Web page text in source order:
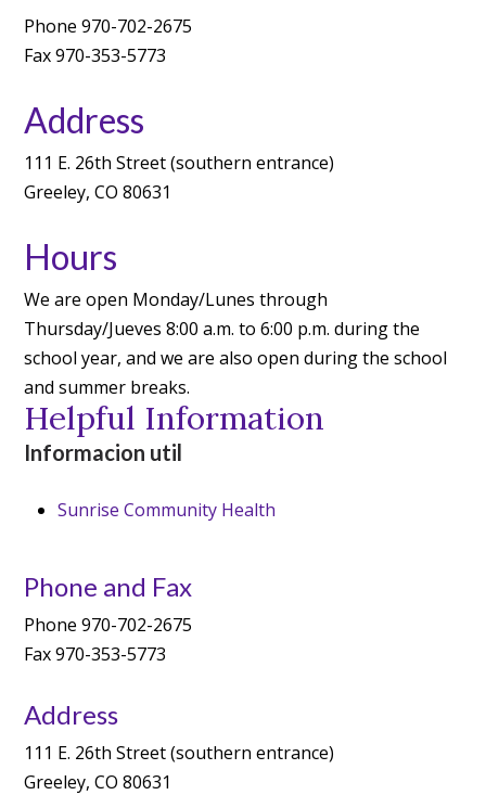
Phone 970-702-2675
Fax 970-353-5773
Address
111 E. 26th Street (southern entrance)
Greeley, CO 80631
Hours
We are open Monday/Lunes through
Thursday/Jueves 8:00 a.m. to 6:00 p.m. during the
school year, and we are also open during the school
and summer breaks.
Helpful Information
Informacion util
Sunrise Community Health
Phone and Fax
Phone 970-702-2675
Fax 970-353-5773
Address
111 E. 26th Street (southern entrance)
Greeley, CO 80631